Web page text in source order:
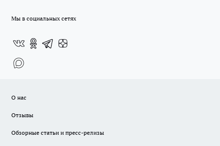
Мы в социальных сетях
О нас
Отзывы
Обзорные статьи и пресс-релизы